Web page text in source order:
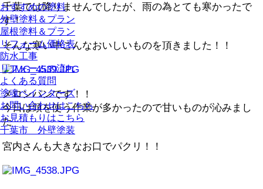
おすすめの塗料
外壁塗料＆プラン
屋根塗料＆プラン
リフォーム価格表
防水工事
リフォームの流れ
よくある質問
塗魂ペインターズ
お問い合わせはこちら
お見積もりはこちら
千葉市 外壁塗装
千葉では降りませんでしたが、雨の為とても寒かったで
す！
そんな寒い中こんなおいしいものを頂きました！！
メロンパンです！！
今日は頭を使う作業が多かったので甘いものが沁みまし
た
宮内さんも大きなお口でパクリ！！